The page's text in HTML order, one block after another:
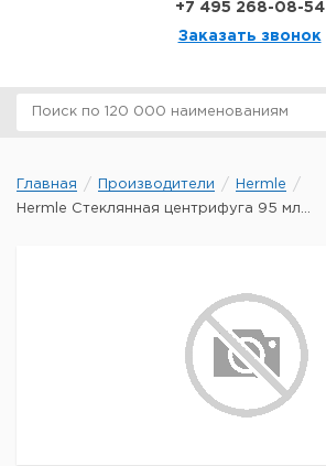
+7 495 268-08-54
Заказать звонок
Главная Производители
Hermle
Hermle Стеклянная центрифуга 95 мл...